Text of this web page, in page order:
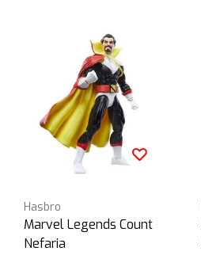
Hasbro
Marvel Legends Count
Nefaria